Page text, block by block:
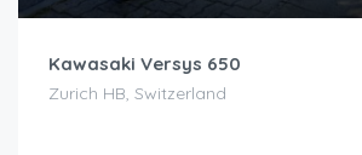
Kawasaki Versys 650
Zurich HB, Switzerland